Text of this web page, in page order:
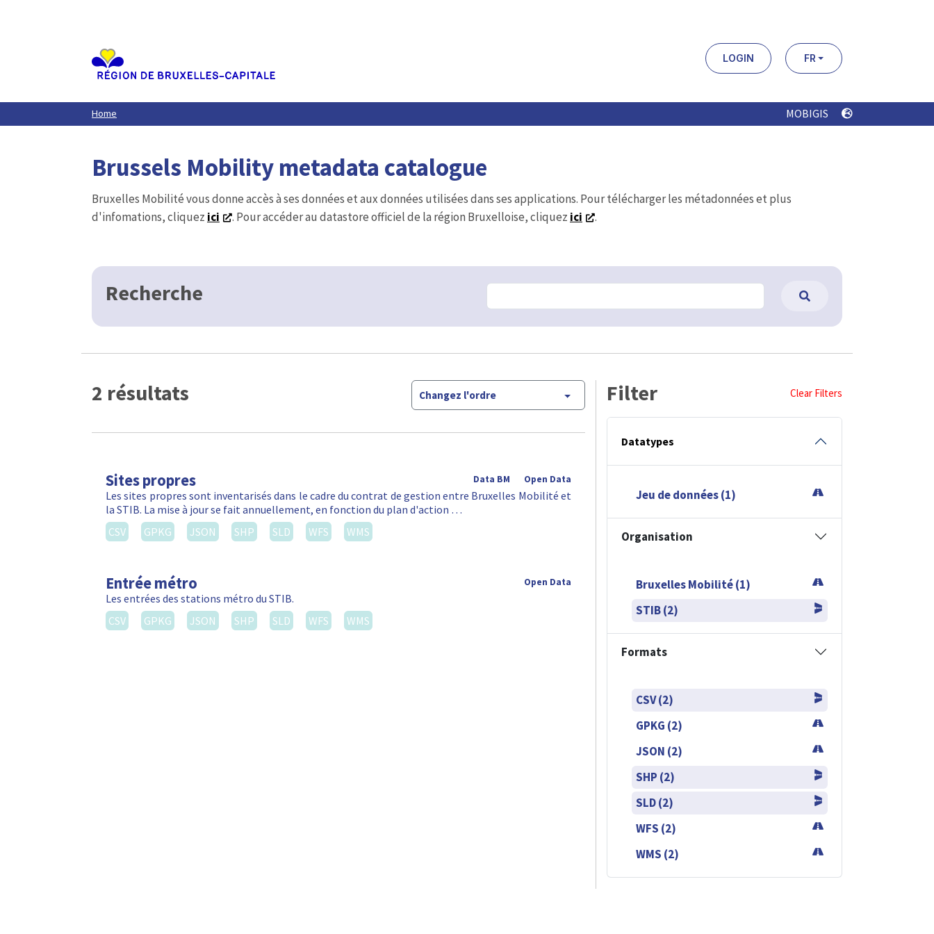
LOGIN FR
Home MOBIGIS
Brussels Mobility metadata catalogue
Bruxelles Mobilité vous donne accès à ses données et aux données utilisées dans ses applications. Pour télécharger les métadonnées et plus
d'infomations, cliquez ici . Pour accéder au datastore officiel de la région Bruxelloise, cliquez ici .
Recherche
2 résultats Changez l'ordre
Sites propres Open Data
Data BM
Les sites propres sont inventarisés dans le cadre du contrat de gestion entre Bruxelles Mobilité et
la STIB. La mise à jour se fait annuellement, en fonction du plan d'action …
CSV
GPKG JSON SHP SLD WFS WMS
Entrée métro Open Data
Les entrées des stations métro du STIB.
CSV
GPKG JSON SHP SLD WFS WMS
Filter Clear Filters
Datatypes
Jeu de données (1)
Organisation
Bruxelles Mobilité (1)
STIB (2)
Formats
CSV (2)
GPKG (2)
JSON (2)
SHP (2)
SLD (2)
WFS (2)
WMS (2)